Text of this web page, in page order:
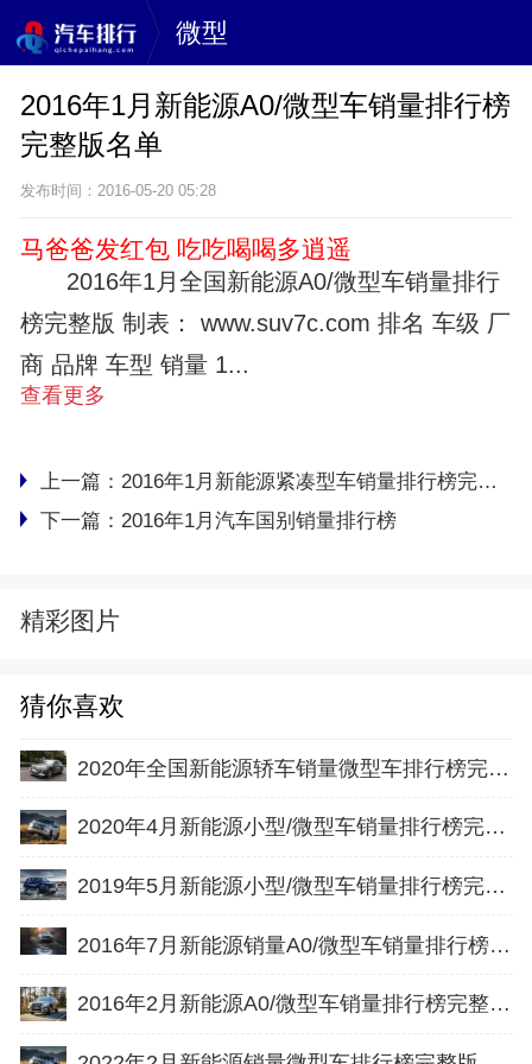
微型
2016年1月新能源A0/微型车销量排行榜
完整版名单
发布时间：2016-05-20 05:28
马爸爸发红包 吃吃喝喝多逍遥
2016年1月全国新能源A0/微型车销量排行
榜完整版 制表： www.suv7c.com 排名 车级 厂
商 品牌 车型 销量 1...
查看更多
上一篇： 2016年1月新能源紧凑型车销量排行榜完整版名单
下一篇： 2016年1月汽车国别销量排行榜
精彩图片
猜你喜欢
2020年全国新能源轿车销量微型车排行榜完整版名单
2020年4月新能源小型/微型车销量排行榜完整版名单
2019年5月新能源小型/微型车销量排行榜完整版名单
2016年7月新能源销量A0/微型车销量排行榜完整版名单
2016年2月新能源A0/微型车销量排行榜完整版名单